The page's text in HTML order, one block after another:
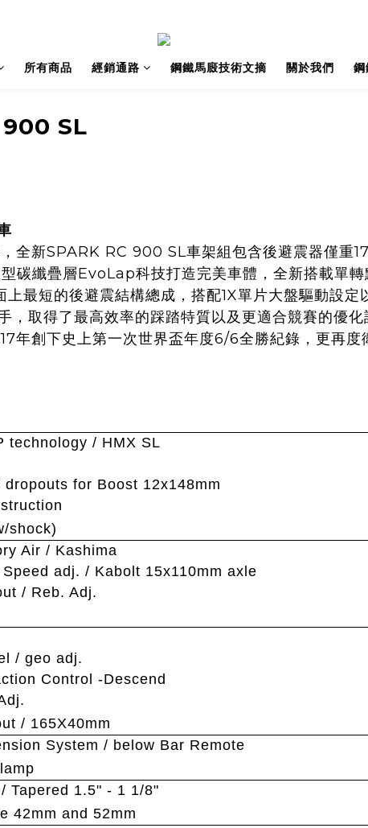
所有商品 經銷通路 鋼鐵馬廄技術文摘 關於我們 鋼
900 SL
全新SPARK RC 900 SL車架組包含後避震器僅重
碳纖疊層EvoLap科技打造完美車體，全新搭載單
最短的後避震結構總成，搭配1X單片大盤驅動設
取得了最高效率的踩踏特質以及更適合競賽的優
創下史上第一次世界盃年度6/6全勝紀錄，更再度
technology / HMX SL
for Boost 12x148mm
shock)
Air / Kashima
adj. / Kabolt 15x110mm axle
/ Reb. Adj.
/ geo adj.
Control -Descend
/ 165X40mm
System / below Bar Remote
Tapered 1.5" - 1 1/8"
42mm and 52mm